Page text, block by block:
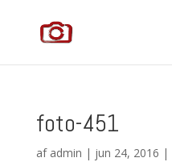
foto-451
af admin | jun 24, 2016 |